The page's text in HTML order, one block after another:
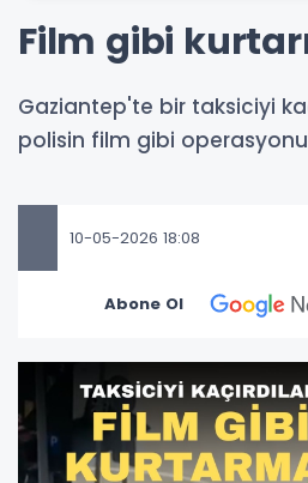
Film gibi
Gaziantep'te bir taksiciyi
polisin film gibi
10-05-2026 18:08
Abone Ol